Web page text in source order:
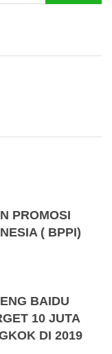
PROMOSI
( BPPI)
BAIDU
10 JUTA
DI 2019